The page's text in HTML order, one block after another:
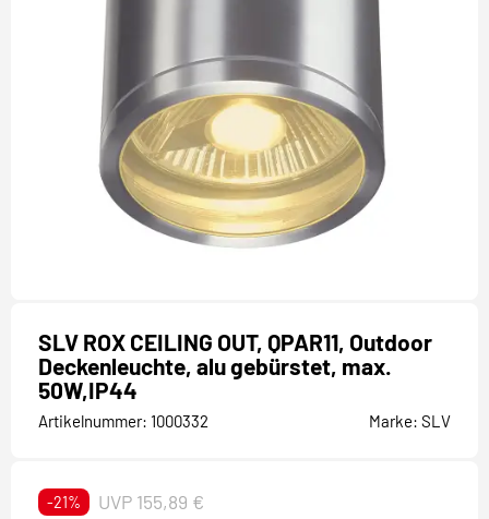
SLV ROX CEILING OUT, QPAR11, Outdoor
Deckenleuchte, alu gebürstet, max.
50W,IP44
Artikelnummer: 1000332 Marke: SLV
-21% UVP 155,89 €